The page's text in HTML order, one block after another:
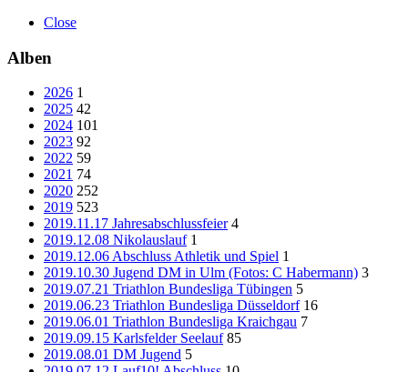
Close
Alben
2026 1
2025 42
2024 101
2023 92
2022 59
2021 74
2020 252
2019 523
2019.11.17 Jahresabschlussfeier 4
2019.12.08 Nikolauslauf 1
2019.12.06 Abschluss Athletik und Spiel 1
2019.10.30 Jugend DM in Ulm (Fotos: C Habermann) 3
2019.07.21 Triathlon Bundesliga Tübingen 5
2019.06.23 Triathlon Bundesliga Düsseldorf 16
2019.06.01 Triathlon Bundesliga Kraichgau 7
2019.09.15 Karlsfelder Seelauf 85
2019.08.01 DM Jugend 5